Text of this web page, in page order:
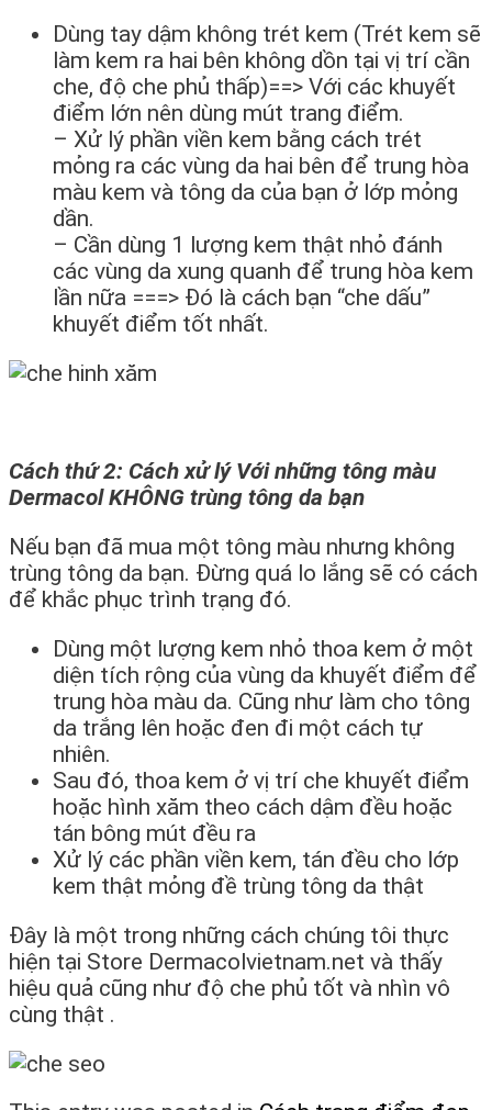
Dùng tay dậm không trét kem (Trét kem sẽ
làm kem ra hai bên không dồn tại vị trí cần
che, độ che phủ thấp)==> Với các khuyết
điểm lớn nên dùng mút trang điểm.
– Xử lý phần viền kem bằng cách trét
mỏng ra các vùng da hai bên để trung hòa
màu kem và tông da của bạn ở lớp mỏng
dần.
– Cần dùng 1 lượng kem thật nhỏ đánh
các vùng da xung quanh để trung hòa kem
lần nữa ===> Đó là cách bạn “che dấu”
khuyết điểm tốt nhất.
Cách thứ 2: Cách xử lý Với những tông màu
Dermacol KHÔNG trùng tông da bạn
Nếu bạn đã mua một tông màu nhưng không
trùng tông da bạn. Đừng quá lo lắng sẽ có cách
để khắc phục trình trạng đó.
Dùng một lượng kem nhỏ thoa kem ở một
diện tích rộng của vùng da khuyết điểm để
trung hòa màu da. Cũng như làm cho tông
da trắng lên hoặc đen đi một cách tự
nhiên.
Sau đó, thoa kem ở vị trí che khuyết điểm
hoặc hình xăm theo cách dậm đều hoặc
tán bông mút đều ra
Xử lý các phần viền kem, tán đều cho lớp
kem thật mỏng đề trùng tông da thật
Đây là một trong những cách chúng tôi thực
hiện tại Store Dermacolvietnam.net và thấy
hiệu quả cũng như độ che phủ tốt và nhìn vô
cùng thật .